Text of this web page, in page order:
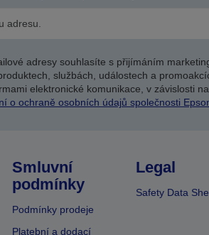
adresy souhlasíte s přijímáním
službách, událostech a
elektronické komunikace, v závislosti
o ochraně osobních údajů společnosti
Smluvní
podmínky
Podmínky prodeje
Platební a dodací
Legal
Safety Data